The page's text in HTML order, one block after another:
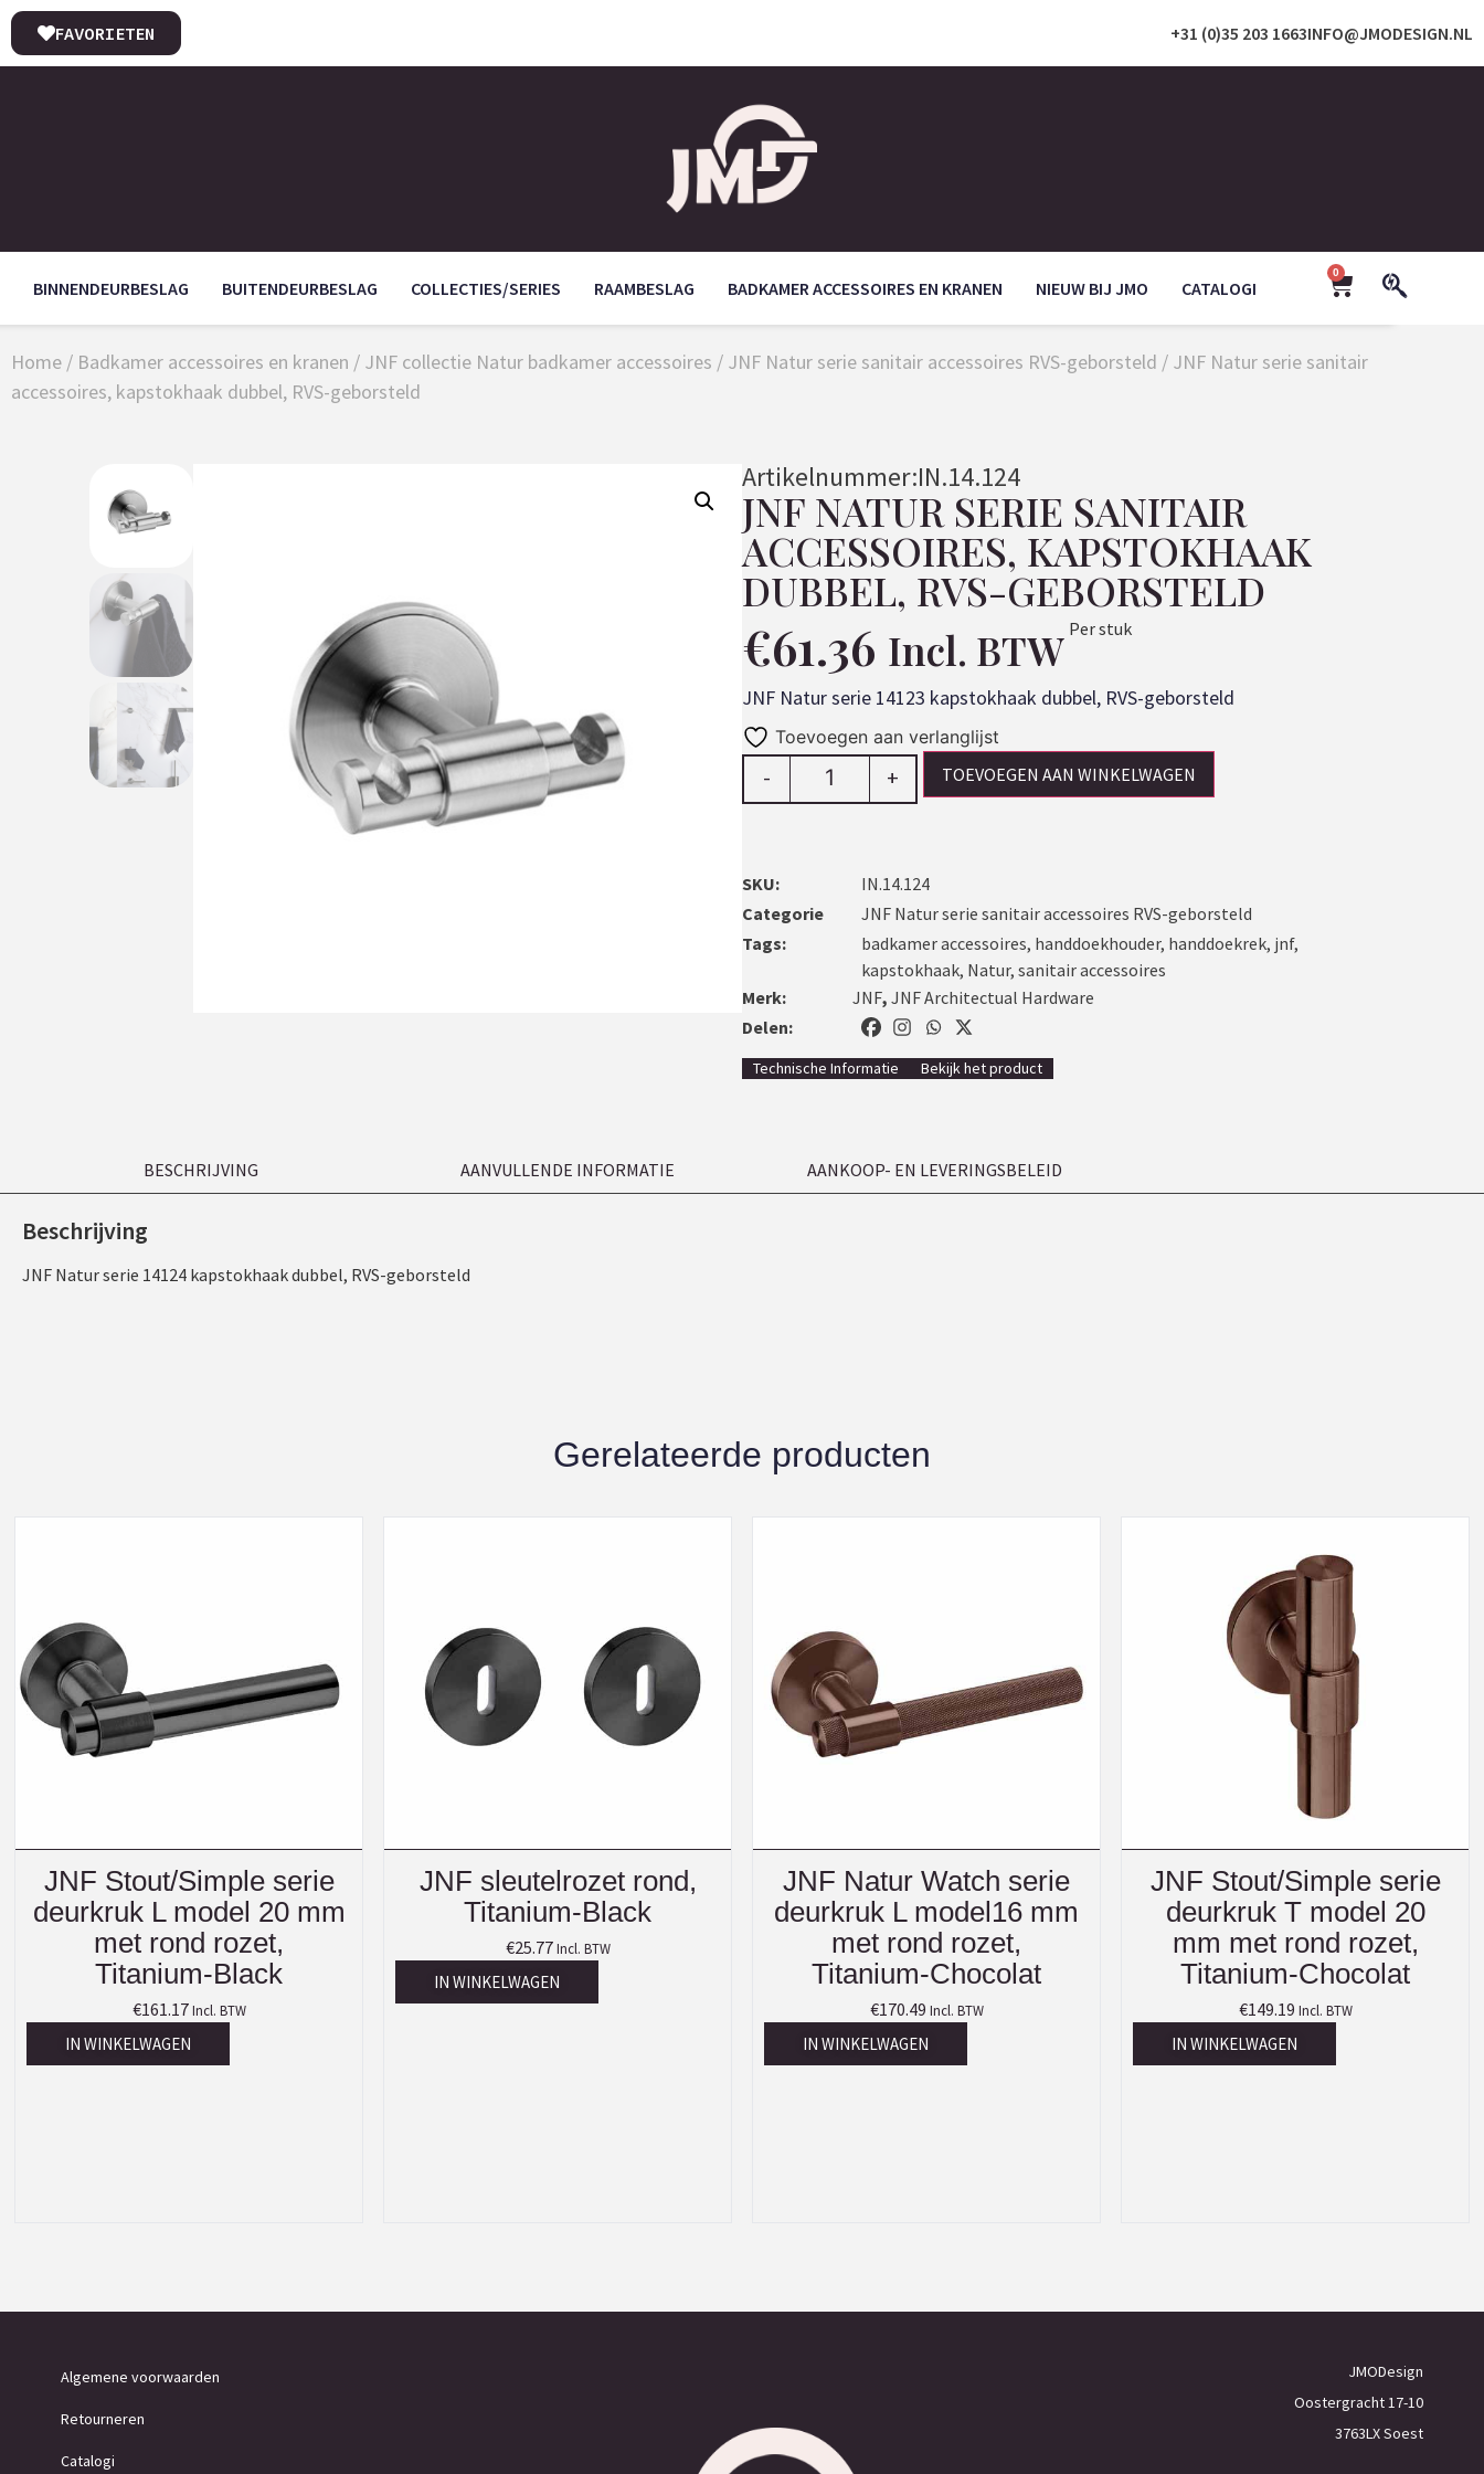
INFO@JMODESIGN.NL
+31 (0)35 203 1663
FAVORIETEN
BINNENDEURBESLAG BUITENDEURBESLAG COLLECTIES/SERIES RAAMBESLAG BADKAMER ACCESSOIRES EN KRANEN NIEUW BIJ JMO CATALOGI
0
Home / Badkamer accessoires en kranen / JNF collectie Natur badkamer accessoires / JNF Natur serie sanitair accessoires RVS-geborsteld / JNF Natur serie sanitair
accessoires, kapstokhaak dubbel, RVS-geborsteld
Artikelnummer:IN.14.124
JNF NATUR SERIE SANITAIR
ACCESSOIRES, KAPSTOKHAAK
DUBBEL, RVS-GEBORSTELD
€61.36 Incl. BTW Per stuk
JNF Natur serie 14123 kapstokhaak dubbel, RVS-geborsteld
Toevoegen aan verlanglijst
- + TOEVOEGEN AAN WINKELWAGEN
SKU:
IN.14.124
Categorie
JNF Natur serie sanitair accessoires RVS-geborsteld
Tags:
badkamer accessoires, handdoekhouder, handdoekrek, jnf,
kapstokhaak, Natur, sanitair accessoires
Merk:
JNF, JNF Architectual Hardware
Delen:
Technische Informatie Bekijk het product
BESCHRIJVING AANVULLENDE INFORMATIE AANKOOP- EN LEVERINGSBELEID
Beschrijving
JNF Natur serie 14124 kapstokhaak dubbel, RVS-geborsteld
Gerelateerde producten
JNF Stout/Simple serie
deurkruk L model 20 mm
met rond rozet,
Titanium-Black
€161.17 Incl. BTW
IN WINKELWAGEN
JNF sleutelrozet rond,
Titanium-Black
€25.77 Incl. BTW
IN WINKELWAGEN
JNF Natur Watch serie
deurkruk L model16 mm
met rond rozet,
Titanium-Chocolat
€170.49 Incl. BTW
IN WINKELWAGEN
JNF Stout/Simple serie
deurkruk T model 20
mm met rond rozet,
Titanium-Chocolat
€149.19 Incl. BTW
IN WINKELWAGEN
Algemene voorwaarden
Retourneren
Catalogi
JMODesign
Oostergracht 17-10
3763LX Soest